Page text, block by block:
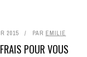
2015 PAR EMILIE
POUR VOUS